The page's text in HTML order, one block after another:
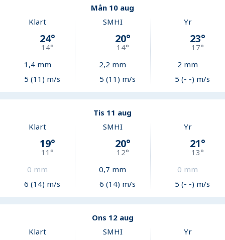
Mån 10 aug
Klart
24°
14°
1,4mm
5 (11) m/s
SMHI
20°
14°
2,2 mm
5 (11) m/s
Yr
23°
17°
2 mm
5 (- -) m/s
Tis 11 aug
Klart
19°
11°
0 mm
6 (14) m/s
SMHI
20°
12°
0,7 mm
6 (14) m/s
Yr
21°
13°
0 mm
5 (- -) m/s
Ons 12 aug
Klart
SMHI Yr